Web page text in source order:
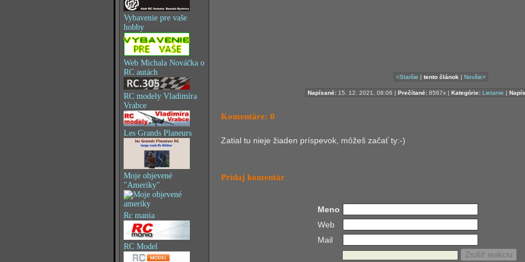
Vybavenie pre vaše
hobby
Web Michala Nováčka o
RC autách
RC modely Vladimíra
Vrabce
Les Grands Planeurs
Moje objevené
"Ameriky"
Rc mania
RC Model
<Staršie | tento článok | Novšie>
Napísané: 15. 12. 2021, 08:06 | Prečítané: 8567x | Kategórie: Lietanie |
Komentáre: 0
Zatial tu nieje žiaden príspevok, môžeš začať ty:-)
Pridaj komentár
Meno
Web
Mail